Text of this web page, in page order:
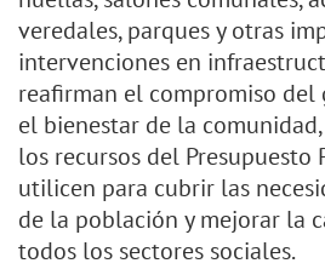
veredales, parques y otras
intervenciones en
reafirman el compromiso
el bienestar de la
los recursos del Presupuesto
utilicen para cubrir las
de la población y mejorar la
todos los sectores sociales.